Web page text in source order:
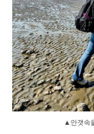
▲안갯속